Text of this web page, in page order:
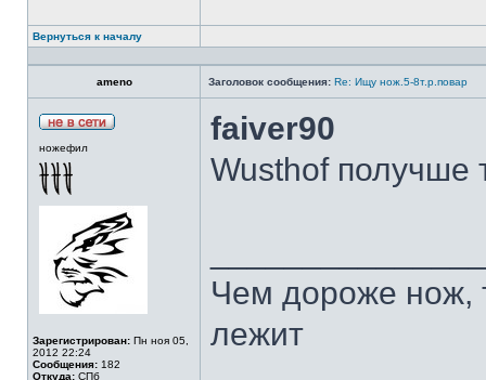
Вернуться к началу
ameno Заголовок сообщения: Re: Ищу нож.5-8т.р.повар
ножефил
Зарегистрирован: Пн ноя 05,
2012 22:24
Сообщения: 182
Откуда: СПб
faiver90
Wusthof получше
Чем дороже нож,
лежит